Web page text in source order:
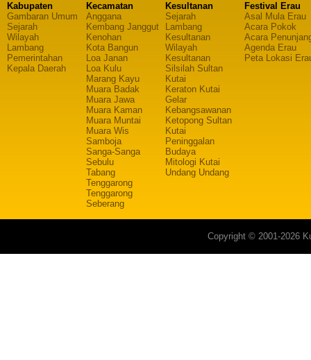
Kabupaten
Gambaran Umum
Sejarah
Wilayah
Lambang
Pemerintahan
Kepala Daerah
Kecamatan
Anggana
Kembang Janggut
Kenohan
Kota Bangun
Loa Janan
Loa Kulu
Marang Kayu
Muara Badak
Muara Jawa
Muara Kaman
Muara Muntai
Muara Wis
Samboja
Sanga-Sanga
Sebulu
Tabang
Tenggarong
Tenggarong
Seberang
Kesultanan
Sejarah
Lambang
Kesultanan
Wilayah
Kesultanan
Silsilah Sultan
Kutai
Keraton Kutai
Gelar
Kebangsawanan
Ketopong Sultan
Kutai
Peninggalan
Budaya
Mitologi Kutai
Undang Undang
Festival Erau
Asal Mula Erau
Acara Pokok
Acara
Agenda Erau
Peta Lokasi
Copyright © 2001-2026